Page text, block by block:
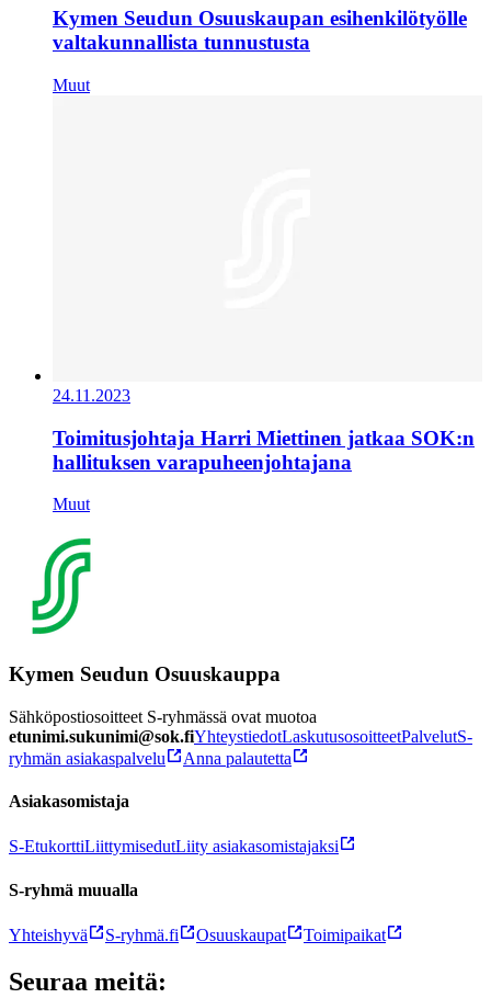
Kymen Seudun Osuuskaupan esihenkilötyölle
valtakunnallista tunnustusta
Muut
24.11.2023
Toimitusjohtaja Harri Miettinen jatkaa SOK:n
hallituksen varapuheenjohtajana
Muut
Kymen Seudun Osuuskauppa
Sähköpostiosoitteet S-ryhmässä ovat muotoa
etunimi.sukunimi@sok.fiYhteystiedotLaskutusosoitteetPalvelutS-
ryhmän asiakaspalvelu
Anna palautetta
Asiakasomistaja
S-EtukorttiLiittymisedutLiity asiakasomistajaksi
S-ryhmä muualla
Yhteishyvä S-ryhmä.fi Osuuskaupat Toimipaikat
Seuraa meitä: